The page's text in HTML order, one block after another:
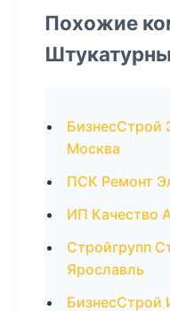
Похожие
БизнесСтрой
Москва
ПСК Ремонт
ИП Качество
Стройгрупп
Ярославль